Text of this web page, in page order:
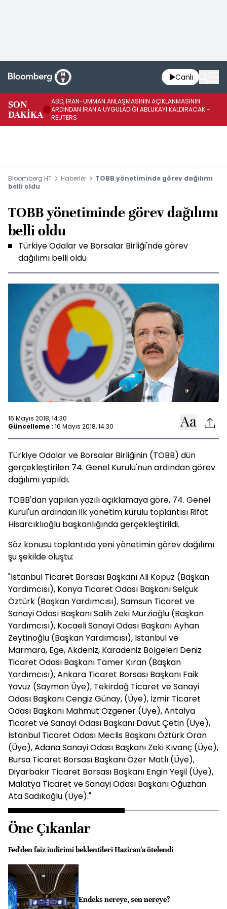
Canlı
SON
DAKİKA
ABD, İRAN-UMMAN ANLAŞMASININ AÇIKLANMASININ
ARDINDAN İRAN'A UYGULADIĞI ABLUKAYI KALDIRACAK -
REUTERS
Bloomberg HT Haberler
TOBB yönetiminde görev dağılımı
belli oldu
TOBB yönetiminde görev dağılımı
belli oldu
Türkiye Odalar ve Borsalar Birliği'nde görev
dağılımı belli oldu
16 Mayıs 2018, 14:30
Güncelleme : 16 Mayıs 2018, 14:30
Türkiye Odalar ve Borsalar Birliğinin (TOBB) dün
gerçekleştirilen 74. Genel Kurulu'nun ardından görev
dağılımı yapıldı.
TOBB'dan yapılan yazılı açıklamaya göre, 74. Genel
Kurul'un ardından ilk yönetim kurulu toplantısı Rifat
Hisarcıklıoğlu başkanlığında gerçekleştirildi.
Söz konusu toplantıda yeni yönetimin görev dağılımı
şu şekilde oluştu:
"İstanbul Ticaret Borsası Başkanı Ali Kopuz (Başkan
Yardımcısı), Konya Ticaret Odası Başkanı Selçuk
Öztürk (Başkan Yardımcısı), Samsun Ticaret ve
Sanayi Odası Başkanı Salih Zeki Murzioğlu (Başkan
Yardımcısı), Kocaeli Sanayi Odası Başkanı Ayhan
Zeytinoğlu (Başkan Yardımcısı), İstanbul ve
Marmara, Ege, Akdeniz, Karadeniz Bölgeleri Deniz
Ticaret Odası Başkanı Tamer Kıran (Başkan
Yardımcısı), Ankara Ticaret Borsası Başkanı Faik
Yavuz (Sayman Üye), Tekirdağ Ticaret ve Sanayi
Odası Başkanı Cengiz Günay, (Üye), İzmir Ticaret
Odası Başkanı Mahmut Özgener (Üye), Antalya
Ticaret ve Sanayi Odası Başkanı Davut Çetin (Üye),
İstanbul Ticaret Odası Meclis Başkanı Öztürk Oran
(Üye), Adana Sanayi Odası Başkanı Zeki Kıvanç (Üye),
Bursa Ticaret Borsası Başkanı Özer Matlı (Üye),
Diyarbakır Ticaret Borsası Başkanı Engin Yeşil (Üye),
Malatya Ticaret ve Sanayi Odası Başkanı Oğuzhan
Ata Sadıkoğlu (Üye)."
Öne Çıkanlar
Fed'den faiz indirimi beklentileri Haziran'a ötelendi
Endeks nereye, sen nereye?